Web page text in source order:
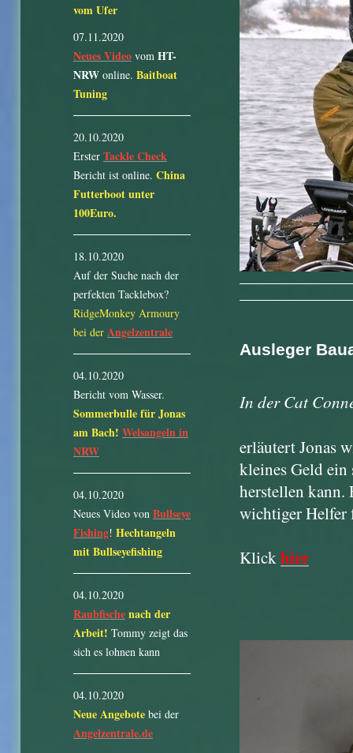
Ausleger
In der Cat
erläutert Jonas
kleines Geld ein
herstellen kann.
wichtiger Helfer
Klickhier
vom Ufer
07.11.2020
Neues Video vom HT-
NRW online. Baitboat
Tuning
20.10.2020
Erster Tackle Check
Bericht ist online. China
Futterboot unter
100Euro.
18.10.2020
Auf der Suche nach der
perfekten Tacklebox?
RidgeMonkey Armoury
bei der Angelzentrale
04.10.2020
Bericht vom Wasser.
Sommerbulle für Jonas
am Bach! Welsangeln in
NRW
04.10.2020
Neues Video von Bullseye
Fishing! Hechtangeln
mit Bullseyefishing
04.10.2020
Raubfischenach der
Arbeit! Tommy zeigt das
sich es lohnen kann
04.10.2020
Neue Angebote bei der
Angelzentrale.de